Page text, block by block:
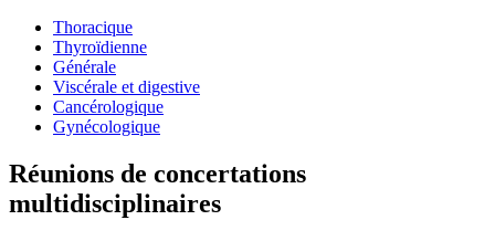
Thoracique
Thyroïdienne
Générale
Viscérale et digestive
Cancérologique
Gynécologique
Réunions de concertations
multidisciplinaires